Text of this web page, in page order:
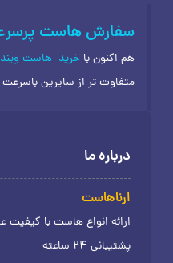
سفارش هاست
هم اکنون با خرید هاست
متفاوت تر از سایرین باسرعت
درباره ما
ارناهاست
ارائه انواع هاست با کیفیت
پشتیبانی 24 ساعته